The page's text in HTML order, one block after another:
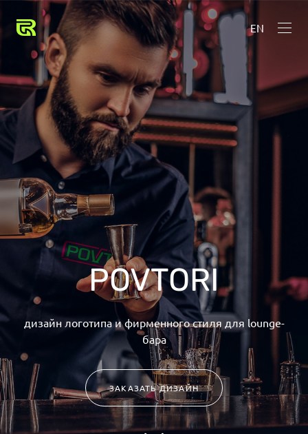
EN
POVTORI
дизайн логотипа и фирменного стиля для lounge-
бара
ЗАКАЗАТЬ ДИЗАЙН